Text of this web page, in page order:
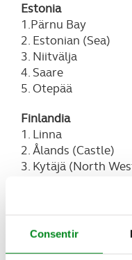
Consentir
Estonia
1.Pärnu Bay
2. Estonian (Sea)
3. Niitvälja
4. Saare
5. Otepää
Finlandia
1. Linna
2. Ålands (Castle)
3. Kytäjä (North
França